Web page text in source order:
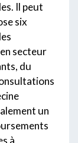
Il peut
six
secteur
du
un
à